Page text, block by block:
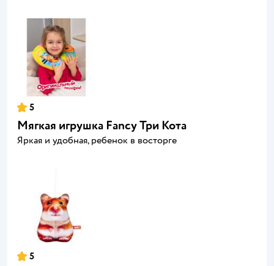
5
Мягкая игрушка Fancy Три Кота
Яркая и удобная, ребенок в восторге
5